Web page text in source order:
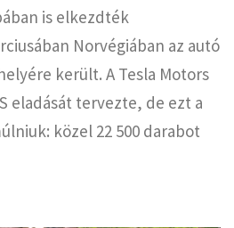
is elkezdték
Norvégiában az autó
került. A Tesla Motors
eladását tervezte, de ezt a
közel 22 500 darabot